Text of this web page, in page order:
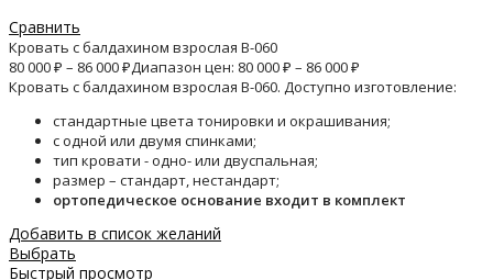
Сравнить
Кровать с балдахином взрослая B-060
80 000₽ – 86 000₽Диапазон цен: 80 000 ₽ – 86 000 ₽
Кровать с балдахином взрослая B-060. Доступно изготовление:
стандартные цвета тонировки и окрашивания;
с одной или двумя спинками;
тип кровати - одно- или двуспальная;
размер – стандарт, нестандарт;
ортопедическое основание входит в комплект
Добавить в список желаний
Выбрать
Быстрый просмотр